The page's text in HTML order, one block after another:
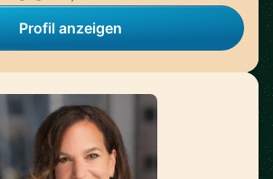
Profil anzeigen